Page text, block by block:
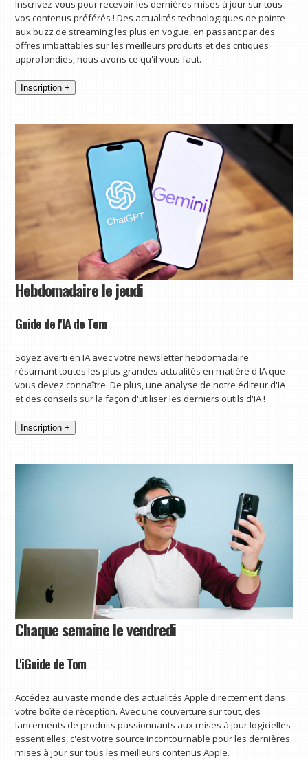
Inscrivez-vous pour recevoir les dernières mises à jour sur tous
vos contenus préférés ! Des actualités technologiques de pointe
aux buzz de streaming les plus en vogue, en passant par des
offres imbattables sur les meilleurs produits et des critiques
approfondies, nous avons ce qu'il vous faut.
Inscription +
Hebdomadaire le jeudi
Guide de l'IA de Tom
Soyez averti en IA avec votre newsletter hebdomadaire
résumant toutes les plus grandes actualités en matière d'IA que
vous devez connaître. De plus, une analyse de notre éditeur d'IA
et des conseils sur la façon d'utiliser les derniers outils d'IA !
Inscription +
Chaque semaine le vendredi
L'iGuide de Tom
Accédez au vaste monde des actualités Apple directement dans
votre boîte de réception. Avec une couverture sur tout, des
lancements de produits passionnants aux mises à jour logicielles
essentielles, c'est votre source incontournable pour les dernières
mises à jour sur tous les meilleurs contenus Apple.